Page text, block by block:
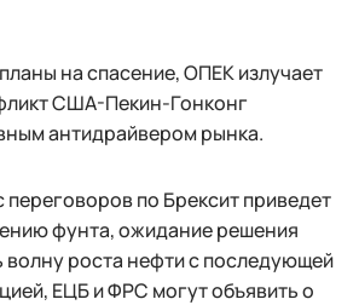
на спасение, ОПЕК излучает
США-Пекин-Гонконг
антидрайвером рынка.
по Брексит приведет
фунта, ожидание решения
роста нефти с последующей
ЕЦБ и ФРС могут объявить о